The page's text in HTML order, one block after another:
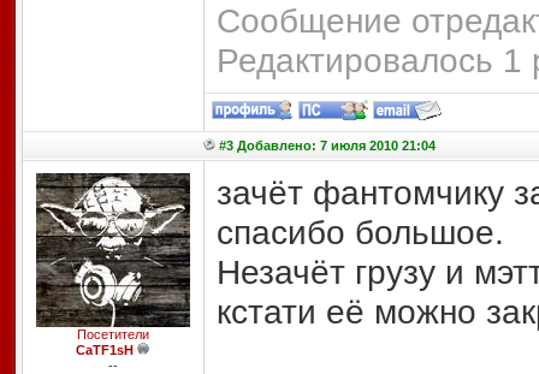
Сообщение
Редактировалось 1
#3 Добавлено: 7 июля 2010 21:04
Посетители
CaTF1sH
--
зачёт фантомчику
спасибо большое.
Незачёт грузу и
кстати её можно